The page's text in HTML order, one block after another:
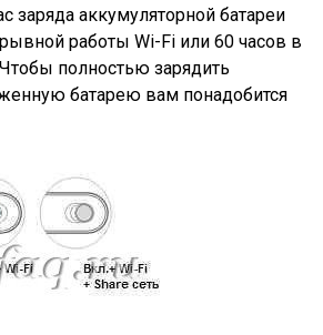
заряда аккумуляторной батареи
работы Wi-Fi или 60 часов в
полностью зарядить
батарею вам понадобится